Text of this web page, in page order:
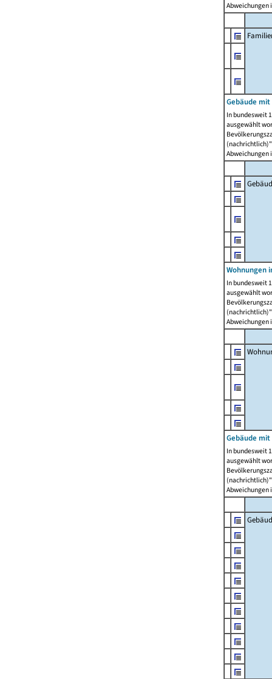
Abweichungen
Gebäude
In bundesweit
ausgewählt
Abweichungen
Wohnungen
In bundesweit
ausgewählt
Abweichungen
Gebäude
In bundesweit
ausgewählt
Abweichungen